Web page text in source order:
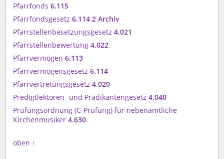
Pfarrfonds 6.115
Pfarrfondsgesetz 6.114.2 Archiv
Pfarrstellenbesetzungsgesetz 4.021
Pfarrstellenbewertung 4.022
Pfarrvermögen 6.113
Pfarrvermögensgesetz 6.114
Pfarrvertretungsgesetz 4.020
Predigtlektoren- und Prädikantengesetz 4.040
Prüfungsordnung (C-Prüfung) für nebenamtliche
Kirchenmusiker 4.630
oben ↑